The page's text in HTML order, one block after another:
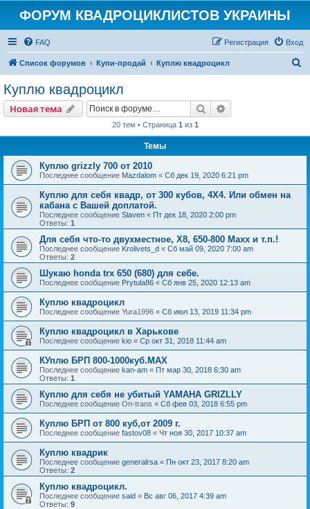
ФОРУМ КВАДРОЦИКЛИСТОВ УКРАИНЫ
FAQ Вход
Регистрация
Список форумов Купи-продай Куплю квадроцикл
Куплю квадроцикл
Новая тема Поиск
20 тем • Страница 1 из 1
Темы
Куплю grizzly 700 от 2010
Последнее сообщение Mazdalom « Сб дек 19, 2020 6:21 pm
Куплю для себя квадр, от 300 кубов, 4Х4. Или обмен на
кабана с Вашей доплатой.
Последнее сообщение Slaven « Пт дек 18, 2020 2:00 pm
Ответы: 1
Для себя что-то двухместное, Х8, 650-800 Maxx и т.п.!
Последнее сообщение Krolivets_d « Сб май 09, 2020 7:00 am
Ответы: 2
Шукаю honda trx 650 (680) для себе.
Последнее сообщение Prytula86 « Сб янв 25, 2020 12:13 am
Куплю квадроцикл
Последнее сообщение Yura1996 « Сб июл 13, 2019 11:34 pm
Куплю квадроцикл в Харькове
Последнее сообщение kio « Ср окт 31, 2018 11:44 am
КУплю БРП 800-1000куб.МАХ
Последнее сообщение kan-am « Пт мар 30, 2018 6:30 am
Ответы: 1
Куплю для себя не убитый YAMAHA GRIZLLY
Последнее сообщение On-trans « Сб фев 03, 2018 6:55 pm
Куплю БРП от 800 куб,от 2009 г.
Последнее сообщение fastov08 « Чт ноя 30, 2017 10:37 am
Куплю квадрик
Последнее сообщение generalrsa « Пн окт 23, 2017 8:20 am
Ответы: 2
Куплю квадроцикл.
Последнее сообщение said « Вс авг 06, 2017 4:39 am
Ответы: 9